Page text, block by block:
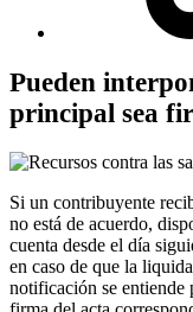
Pueden
principal sea
Si un contribuyente
no está de acuerdo,
cuenta desde el día
en caso de que la
notificación se entiende